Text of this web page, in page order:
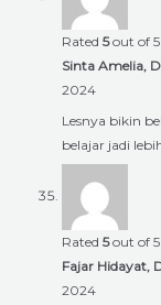
Rated 5out of 5
Sinta Amelia,
2024
Lesnya bikin
belajar jadi
Rated 5out of 5
Fajar Hidayat,
2024